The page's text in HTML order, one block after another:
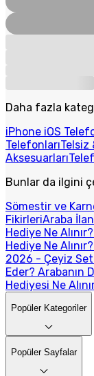
Daha fazla
iPhone iOS
TelefonlarıTelsiz
Aksesuarları
Bunlar da ilgini
Sömestir ve
FikirleriAraba
Hediye Ne
Hediye Ne
2026 - Çeyiz
Eder? Arabanın
Hediyesi Ne
Popüler Kategoriler
Popüler Sayfalar